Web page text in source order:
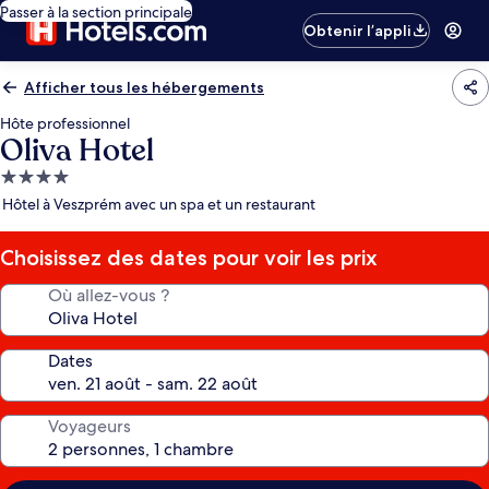
Passer à la section principale
Obtenir l’appli
Afficher tous les hébergements
Hôte professionnel
Oliva Hotel
Hébergement
4.0 étoiles
Hôtel à Veszprém avec un spa et un restaurant
Choisissez des dates pour voir les prix
Où allez-vous ?
Dates
Voyageurs